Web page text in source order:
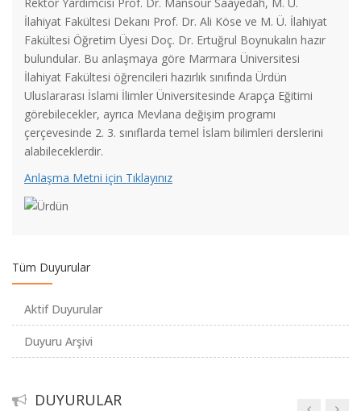
İlahiyat Fakültesi Dekanı Prof. Dr. Ali Köse ve M. Ü. İlahiyat
Fakültesi Öğretim Üyesi Doç. Dr. Ertuğrul Boynukalın hazır
bulundular. Bu anlaşmaya göre Marmara Üniversitesi
İlahiyat Fakültesi öğrencileri hazırlık sınıfında Ürdün
Uluslararası İslami İlimler Üniversitesinde Arapça Eğitimi
görebilecekler, ayrıca Mevlana değişim programı
çerçevesinde 2. 3. sınıflarda temel İslam bilimleri derslerini
alabileceklerdir.
Anlaşma Metni için Tıklayınız
Tüm Duyurular
Aktif Duyurular
Duyuru Arşivi
DUYURULAR
Marmara Üniversitesi İlahiyat Fakültesi Futbol Turnuvası
Tamamlandı.
Marmara İlahiyat’ta Türk Musikisi Dinletisi
Sempozyumu
Fakültemizde "Qirāʾāt Studies in East and West: A 3rd-Year
Student" başlıklı sempozyum gerçekleştirildi.
2026 Yılı Üniversiteler Arası Kur’ân-ı Kerîm’i Güzel Okuma
Yarışması Türkiye Finali Marmara İlahiyat’ta Gerçekleştirildi.
2026 Yılı Üniversiteler Arası “Erkekler Kur’ân-ı Kerim’i Güzel